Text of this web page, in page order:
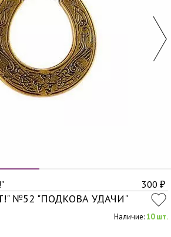
300 ₽
№52 "ПОДКОВА УДАЧИ"
Наличие:10 шт.